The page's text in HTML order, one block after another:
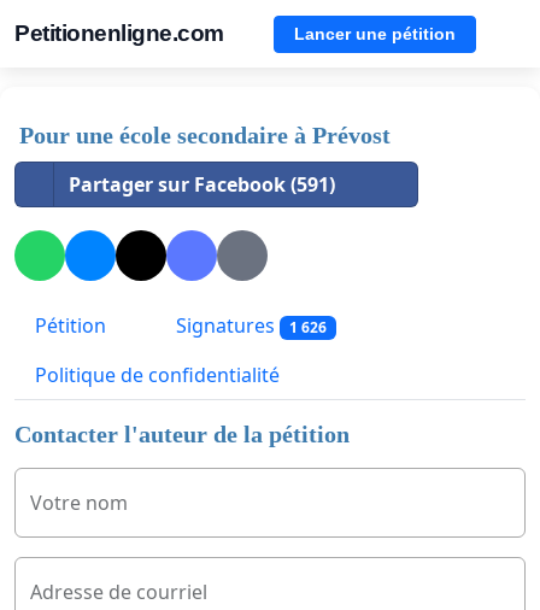
Petitionenligne.com Lancer une pétition
Pour une école secondaire à Prévost
Partager sur Facebook (591)
Pétition Signatures 1 626
Politique de confidentialité
Contacter l'auteur de la pétition
Votre nom
Adresse de courriel